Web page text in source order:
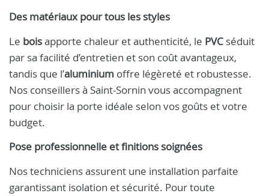
Des matériaux pour tous les styles
Le boisapporte chaleur et authenticité, le PVC séduit
par sa facilité d’entretien et son coût avantageux,
tandis que l’aluminium offre légèreté et robustesse.
Nos conseillers à Saint-Sornin vous accompagnent
pour choisir la porte idéale selon vos goûts et votre
budget.
Pose professionnelle et finitions soignées
Nos techniciens assurent une installation parfaite
garantissant isolation et sécurité. Pour toute